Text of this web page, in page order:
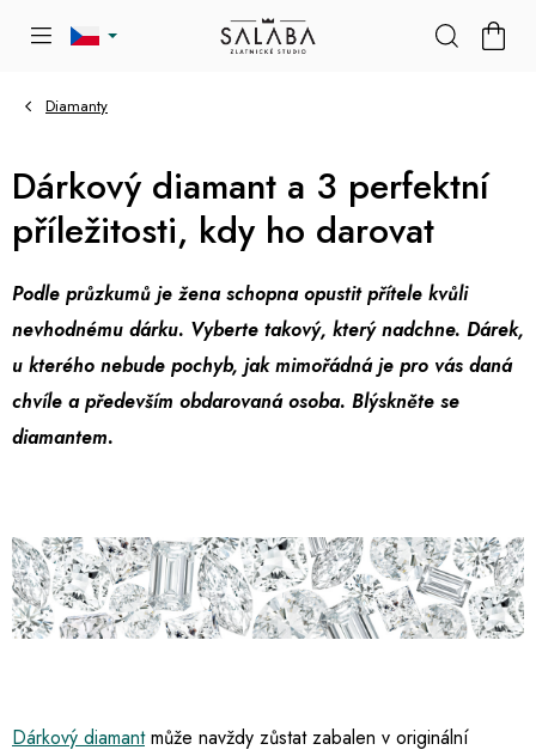
Diamanty
Dárkový diamant a 3 perfektní
příležitosti, kdy ho darovat
Podle průzkumů je žena schopna opustit přítele kvůli
nevhodnému dárku. Vyberte takový, který nadchne. Dárek,
u kterého nebude pochyb, jak mimořádná je pro vás daná
chvíle a především obdarovaná osoba. Blýskněte se
diamantem.
Dárkový diamantmůže navždy zůstat zabalen v originální